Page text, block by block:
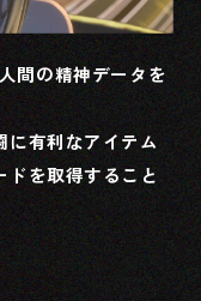
間の精神データを
に有利なアイテム
ドを取得すること